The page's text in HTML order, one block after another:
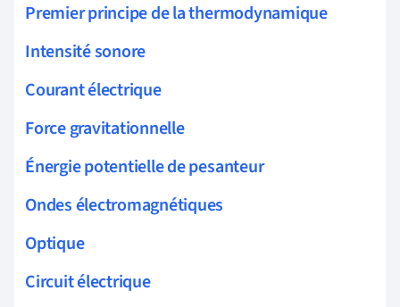
Premier principe de la thermodynamique
Intensité sonore
Courant électrique
Force gravitationnelle
Énergie potentielle de pesanteur
Ondes électromagnétiques
Optique
Circuit électrique